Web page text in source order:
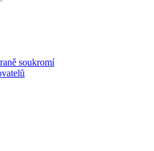
soukromí